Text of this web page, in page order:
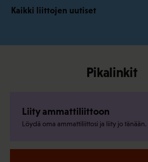
Kaikki liittojen uutiset
Pikalinkit
Liity ammattiliittoon
Löydä oma ammattiliittosi ja liity jo tänään.